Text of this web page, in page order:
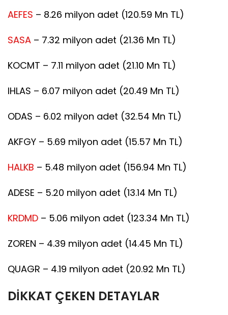
AEFES – 8.26 milyon adet (120.59 Mn TL)
SASA – 7.32 milyon adet (21.36 Mn TL)
KOCMT – 7.11 milyon adet (21.10 Mn TL)
IHLAS – 6.07 milyon adet (20.49 Mn TL)
ODAS – 6.02 milyon adet (32.54 Mn TL)
AKFGY – 5.69 milyon adet (15.57 Mn TL)
HALKB – 5.48 milyon adet (156.94 Mn TL)
ADESE – 5.20 milyon adet (13.14 Mn TL)
KRDMD – 5.06 milyon adet (123.34 Mn TL)
ZOREN – 4.39 milyon adet (14.45 Mn TL)
QUAGR – 4.19 milyon adet (20.92 Mn TL)
DİKKAT ÇEKEN DETAYLAR